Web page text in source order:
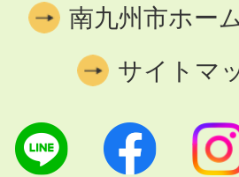
南九州市ホー
サイトマ